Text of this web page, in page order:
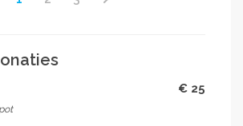
€ 25